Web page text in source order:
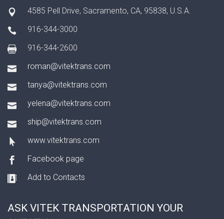
4585 Pell Drive, Sacramento, CA, 95838, U.S.A.
916-344-3000
916-344-2600
roman@vitektrans.com
tanya@vitektrans.com
yelena@vitektrans.com
ship@vitektrans.com
www.vitektrans.com
Facebook page
Add to Contacts
ASK VITEK TRANSPORTATION YOUR